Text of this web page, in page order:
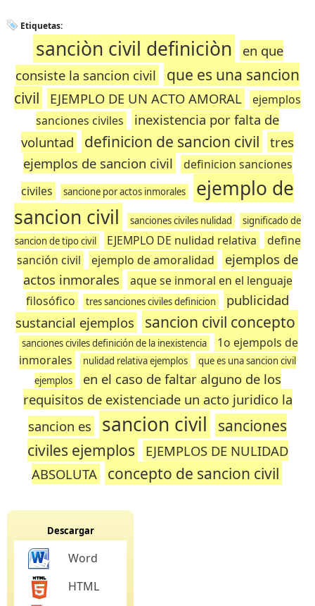
Etiquetas:
sanciòn civil definiciòn
en que
consiste la sancion civil
que es una sancion
civil
EJEMPLO DE UN ACTO AMORAL
ejemplos
sanciones civiles
inexistencia por falta de
voluntad
definicion de sancion civil
tres
ejemplos de sancion civil
definicion sanciones
civiles
sancione por actos inmorales
ejemplo de
sancion civil
sanciones civiles nulidad
significado de
sancion de tipo civil
EJEMPLO DE nulidad relativa
define
sanción civil
ejemplo de amoralidad
ejemplos de
actos inmorales
aque se inmoral en el lenguaje
filosófico
tres sanciones civiles definicion
publicidad
sustancial ejemplos
sancion civil concepto
sanciones civiles definición de la inexistencia
1o ejempols de
inmorales
nulidad relativa ejemplos
que es una sancion civil
ejemplos
en el caso de faltar alguno de los
requisitos de existenciade un acto juridico la
sancion es
sancion civil
sanciones
civiles ejemplos
EJEMPLOS DE NULIDAD
ABSOLUTA
concepto de sancion civil
Descargar
Word
HTML